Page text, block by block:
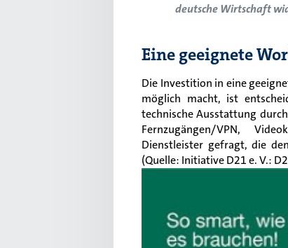
deutsche Wirtschaft
Eine geeignete
Die Investition in eine
möglich macht, ist
technische Ausstattung
Fernzugängen/VPN,
Dienstleister gefragt, die
(Quelle: Initiative D21 e. V.: